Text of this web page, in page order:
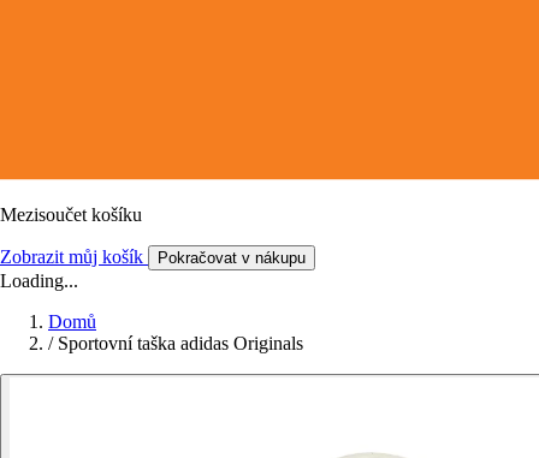
Mezisoučet košíku
Zobrazit můj košík Pokračovat v nákupu
Loading...
Domů
/ Sportovní taška adidas Originals